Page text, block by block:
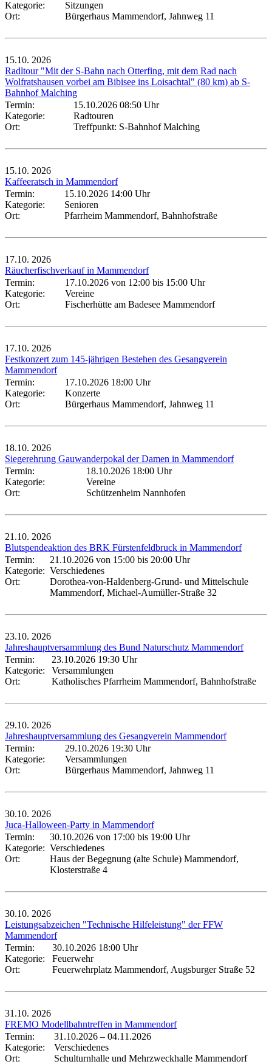
Kategorie:
Sitzungen
Ort:
Bürgerhaus Mammendorf, Jahnweg 11
15.10. 2026
Radltour "Mit der S-Bahn nach Otterfing, mit dem Rad nach
Wolfratshausen vorbei am Bibisee ins Loisachtal" (80 km) ab S-
Bahnhof Malching
Termin:
15.10.2026 08:50 Uhr
Kategorie:
Radtouren
Ort:
Treffpunkt: S-Bahnhof Malching
15.10. 2026
Kaffeeratsch in Mammendorf
Termin:
15.10.2026 14:00 Uhr
Kategorie:
Senioren
Ort:
Pfarrheim Mammendorf, Bahnhofstraße
17.10. 2026
Räucherfischverkauf in Mammendorf
Termin:
17.10.2026 von 12:00 bis 15:00 Uhr
Kategorie:
Vereine
Ort:
Fischerhütte am Badesee Mammendorf
17.10. 2026
Festkonzert zum 145-jährigen Bestehen des Gesangverein
Mammendorf
Termin:
17.10.2026 18:00 Uhr
Kategorie:
Konzerte
Ort:
Bürgerhaus Mammendorf, Jahnweg 11
18.10. 2026
Siegerehrung Gauwanderpokal der Damen in Mammendorf
Termin:
18.10.2026 18:00 Uhr
Kategorie:
Vereine
Ort:
Schützenheim Nannhofen
21.10. 2026
Blutspendeaktion des BRK Fürstenfeldbruck in Mammendorf
Termin:
21.10.2026 von 15:00 bis 20:00 Uhr
Kategorie: Verschiedenes
Ort:
Dorothea-von-Haldenberg-Grund- und Mittelschule
Mammendorf, Michael-Aumüller-Straße 32
23.10. 2026
Jahreshauptversammlung des Bund Naturschutz Mammendorf
Termin:
23.10.2026 19:30 Uhr
Kategorie:
Versammlungen
Ort:
Katholisches Pfarrheim Mammendorf, Bahnhofstraße
29.10. 2026
Jahreshauptversammlung des Gesangverein Mammendorf
Termin:
29.10.2026 19:30 Uhr
Kategorie:
Versammlungen
Ort:
Bürgerhaus Mammendorf, Jahnweg 11
30.10. 2026
Juca-Halloween-Party in Mammendorf
Termin:
30.10.2026 von 17:00 bis 19:00 Uhr
Kategorie: Verschiedenes
Ort:
Haus der Begegnung (alte Schule) Mammendorf,
Klosterstraße 4
30.10. 2026
Leistungsabzeichen "Technische Hilfeleistung" der FFW
Mammendorf
Termin:
30.10.2026 18:00 Uhr
Kategorie:
Feuerwehr
Ort:
Feuerwehrplatz Mammendorf, Augsburger Straße 52
31.10. 2026
FREMO Modellbahntreffen in Mammendorf
Termin:
31.10.2026 – 04.11.2026
Kategorie:
Verschiedenes
Ort:
Schulturnhalle und Mehrzweckhalle Mammendorf